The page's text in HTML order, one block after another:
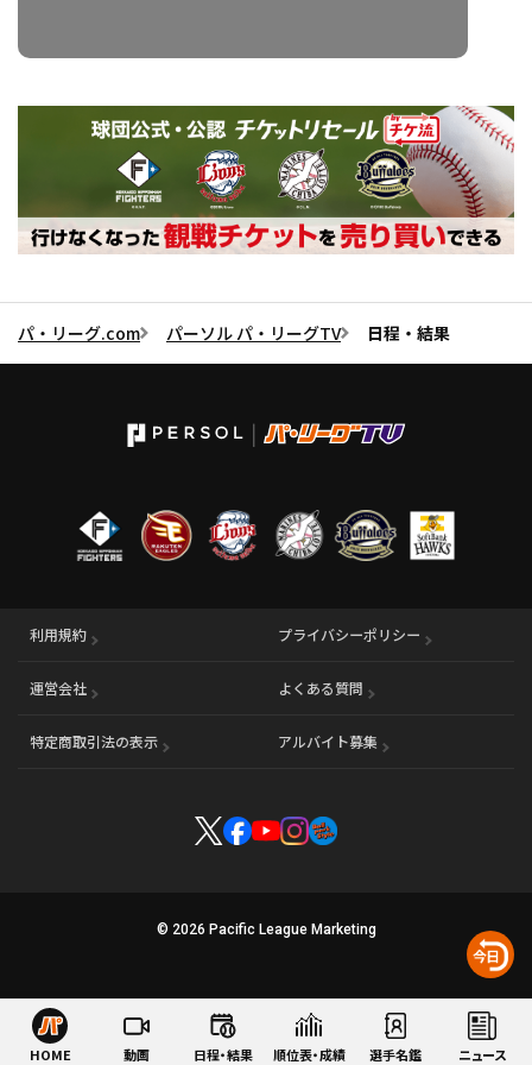
パ・リーグ.com パーソル パ・リーグTV 日程・結果
利用規約 プライバシーポリシー
運営会社 （別ウィンドウで開く） よくある質問
特定商取引法の表示 アルバイト募集 （別ウィンドウで開く
© 2026 Pacific League Marketing
HOME 動画 日程・結果 順位表・成績 選手名鑑 ニュース